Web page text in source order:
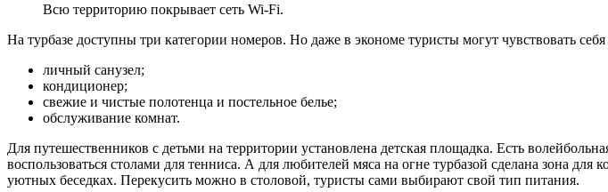
Всю территорию покрывает сеть Wi-Fi.
На турбазе доступны три категории номеров. Но даже в экономе туристы могут чувствовать
личный санузел;
кондиционер;
свежие и чистые полотенца и постельное белье;
обслуживание комнат.
Для путешественников с детьми на территории установлена детская площадка. Есть
воспользоваться столами для тенниса. А для любителей мяса на огне турбазой сделана зона
уютных беседках. Перекусить можно в столовой, туристы сами выбирают свой тип питания.